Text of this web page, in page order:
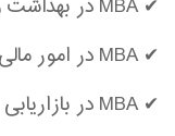
✔ MBA در بهداشت و درمان
✔ MBA در امور مالی
✔ MBA در بازاریابی